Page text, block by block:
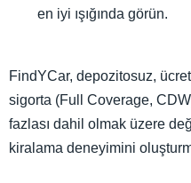
en iyi ışığında görün.
FindYCar, depozitosuz,
sigorta (Full Coverage,
fazlası dahil olmak üzere
kiralama deneyimini